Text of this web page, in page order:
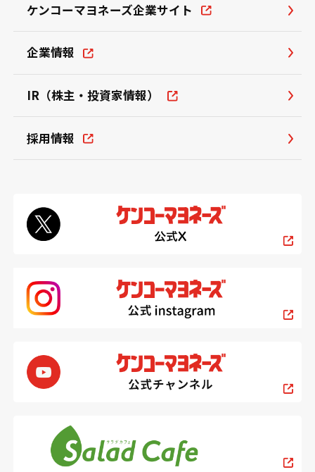
ケンコーマヨネーズ企業サイト
企業情報
IR（株主・投資家情報）
採用情報